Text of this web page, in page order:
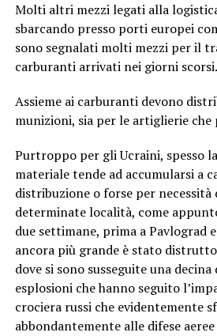
Molti altri mezzi legati alla
sbarcando presso porti europei
sono segnalati molti mezzi per il
carburanti arrivati nei giorni scorsi.
Assieme ai carburanti devono
munizioni, sia per le artiglierie che
Purtroppo per gli Ucraini, spesso
materiale tende ad accumularsi a
distribuzione o forse per necessità
determinate località, come
due settimane, prima a Pavlograd
ancora più grande è stato
dove si sono susseguite una
esplosioni che hanno seguito
crociera russi che evidentemente
abbondantemente alle difese